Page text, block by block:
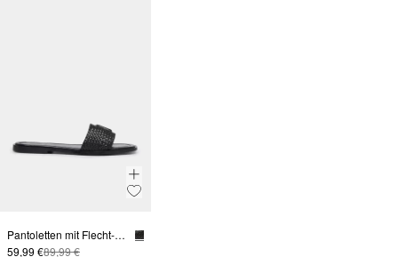
Pantoletten mit Flecht-Details
59,99 €89,99 €